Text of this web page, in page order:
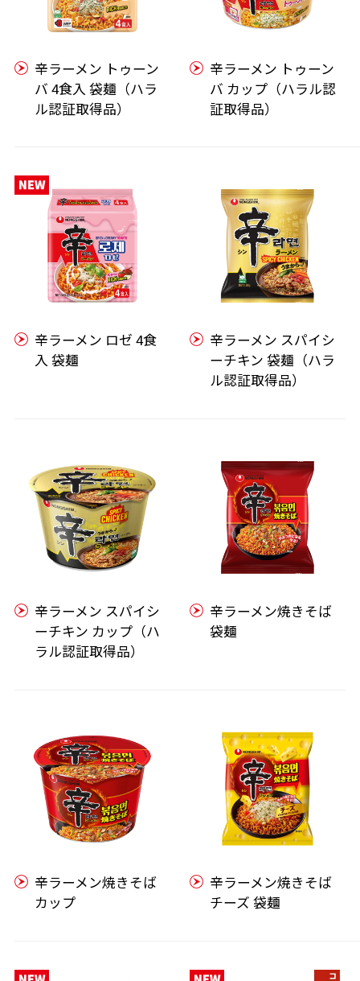
辛ラーメン トゥーン
バ 4食入 袋麺（ハラ
ル認証取得品）
辛ラーメン トゥーン
バ カップ（ハラル認
証取得品）
辛ラーメン ロゼ 4食
入 袋麺
辛ラーメン スパイシ
ーチキン 袋麺（ハラ
ル認証取得品）
辛ラーメン スパイシ
ーチキン カップ（ハ
ラル認証取得品）
辛ラーメン焼きそば
袋麺
辛ラーメン焼きそば
カップ
辛ラーメン焼きそば
チーズ 袋麺